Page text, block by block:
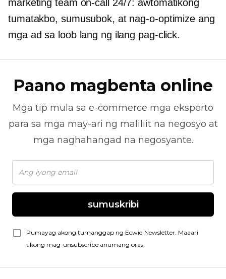
marketing team on-call
24/7: awtomatikong
tumatakbo, sumusubok, at nag-o-optimize ang
mga ad sa loob lang ng ilang pag-click.
Paano magbenta online
Mga tip mula sa e-commerce mga eksperto
para sa mga may-ari ng maliliit na negosyo at
mga naghahangad na negosyante.
sumuskribi
Pumayag akong tumanggap ng Ecwid Newsletter. Maaari
akong mag-unsubscribe anumang oras.